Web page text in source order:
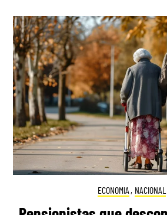
ECONOMIA , NACIONAL